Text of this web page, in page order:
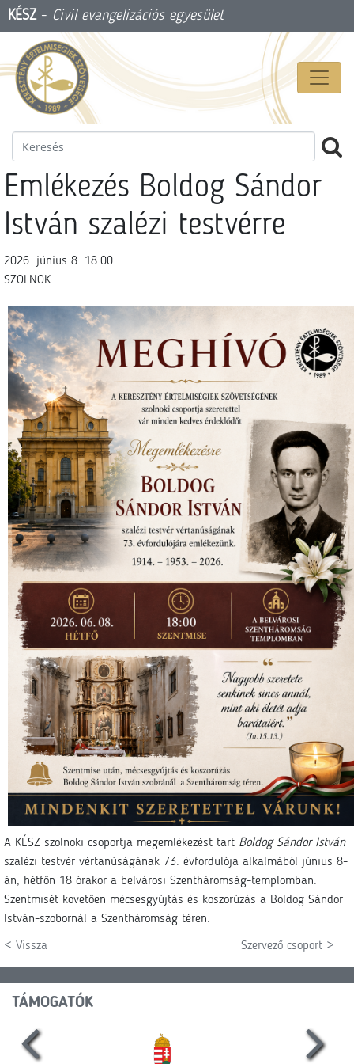
KÉSZ- Civil evangelizációs egyesület
Emlékezés Boldog Sándor
István szalézi testvérre
2026. június 8. 18:00
SZOLNOK
A KÉSZ szolnoki csoportja megemlékezést tart Boldog Sándor István
szalézi testvér vértanúságának 73. évfordulója alkalmából június 8-
án, hétfőn 18 órakor a belvárosi Szentháromság-templomban.
Szentmisét követően mécsesgyújtás és koszorúzás a Boldog Sándor
István-szobornál a Szentháromság téren.
< Vissza Szervező csoport >
TÁMOGATÓK